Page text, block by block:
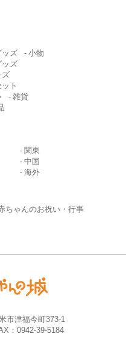
ッズ
小物
ッズ
ズ
ト
雑貨
関東
中国
海外
ちゃんのお祝い・行事
市津福今町373-1
：0942-39-5184